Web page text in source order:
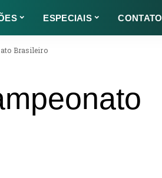
ESPECIAIS CONTATO
Brasileiro